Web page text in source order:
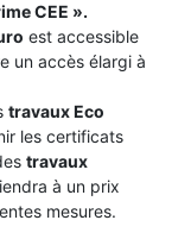
CEE ».
est accessible
un accès élargi à
travaux Eco
les certificats
travaux
à un prix
mesures.